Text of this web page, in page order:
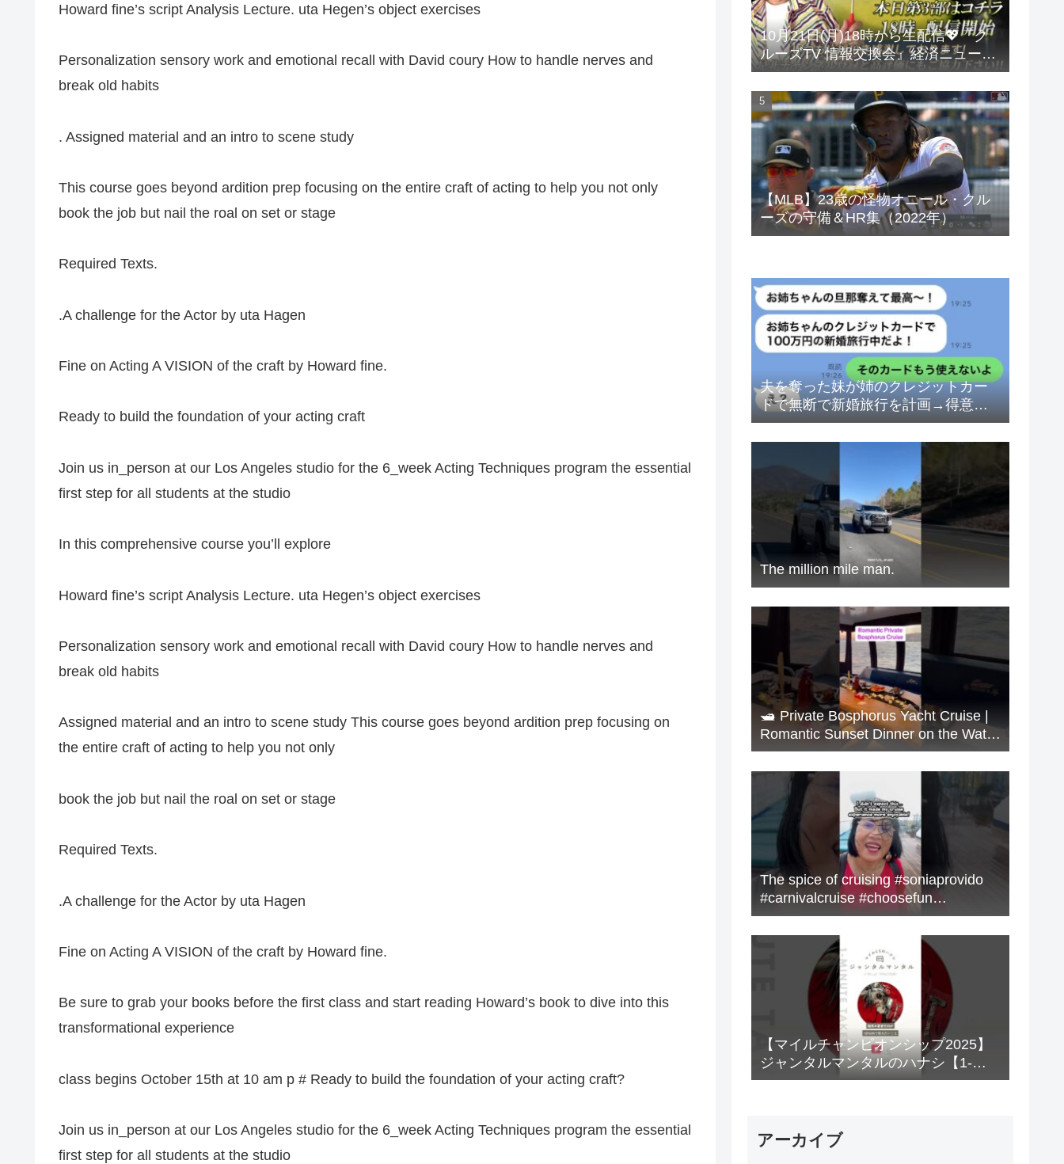
Howard fine’s script Analysis Lecture. uta Hegen’s object exercises
Personalization sensory work and emotional recall with David coury How to handle nerves and
break old habits
. Assigned material and an intro to scene study
This course goes beyond ardition prep focusing on the entire craft of acting to help you not only
book the job but nail the roal on set or stage
Required Texts.
.A challenge for the Actor by uta Hagen
Fine on Acting A VISION of the craft by Howard fine.
Ready to build the foundation of your acting craft
Join us in_person at our Los Angeles studio for the 6_week Acting Techniques program the essential
first step for all students at the studio
In this comprehensive course you’ll explore
Howard fine’s script Analysis Lecture. uta Hegen’s object exercises
Personalization sensory work and emotional recall with David coury How to handle nerves and
break old habits
Assigned material and an intro to scene study This course goes beyond ardition prep focusing on
the entire craft of acting to help you not only
book the job but nail the roal on set or stage
Required Texts.
.A challenge for the Actor by uta Hagen
Fine on Acting A VISION of the craft by Howard fine.
Be sure to grab your books before the first class and start reading Howard’s book to dive into this
transformational experience
class begins October 15th at 10 am p # Ready to build the foundation of your acting craft?
Join us in_person at our Los Angeles studio for the 6_week Acting Techniques program the essential
first step for all students at the studio
10月21日(月)18時から生配信💖『ク
ルーズTV 情報交換会』経済ニュース
投資 株式市場 新NISA 投資信託 仮想
通貨 ビットコイン 不動産投資 為替
ベトナムドン イラクディナール
【MLB】23歳の怪物オニール・クル
ーズの守備＆HR集（2022年）
夫を奪った妹が姉のクレジットカー
ドで無断で新婚旅行を計画→得意げ
な妹に「カードは解約したから」と
伝えた時の反応が…ｗ
The million mile man.
🛥️ Private Bosphorus Yacht Cruise |
Romantic Sunset Dinner on the Water
🇹🇷✨
The spice of cruising #soniaprovido
#carnivalcruise #choosefun
#adventure #cruise #fun
【マイルチャンピオンシップ2025】
ジャンタルマンタルのハナシ【1-
MINUTE】#競馬
アーカイブ